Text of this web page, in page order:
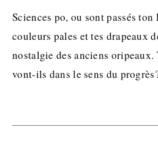
Sciences po, ou sont passés
couleurs pales et tes drapeaux
nostalgie des anciens oripeaux.
vont-ils dans le sens du